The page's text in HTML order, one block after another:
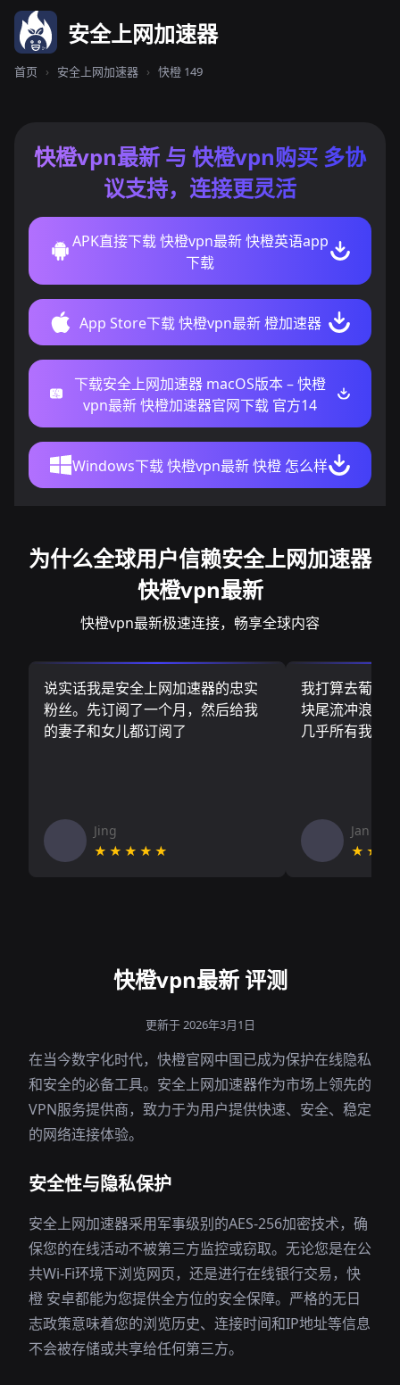
安全上网加速器
首页 › 安全上网加速器 › 快橙 149
快橙vpn最新 与 快橙vpn购买 多协
议支持，连接更灵活
APK直接下载 快橙vpn最新 快橙英语app
下载
App Store下载 快橙vpn最新 橙加速器
下载安全上网加速器 macOS版本 – 快橙
vpn最新 快橙加速器官网下载 官方14
Windows下载 快橙vpn最新 快橙 怎么样
为什么全球用户信赖安全上网加速器
快橙vpn最新
快橙vpn最新极速连接，畅享全球内容
说实话我是安全上网加速器的忠实
粉丝。先订阅了一个月，然后给我
的妻子和女儿都订阅了
Jing
★★★★★
我打算去葡萄
块尾流冲浪板
几乎所有我需
Jan V
快橙vpn最新 评测
更新于 2026年3月1日
在当今数字化时代，快橙官网中国已成为保护在线隐私
和安全的必备工具。安全上网加速器作为市场上领先的
VPN服务提供商，致力于为用户提供快速、安全、稳定
的网络连接体验。
安全性与隐私保护
安全上网加速器采用军事级别的AES-256加密技术，确
保您的在线活动不被第三方监控或窃取。无论您是在公
共Wi-Fi环境下浏览网页，还是进行在线银行交易，快
橙 安卓都能为您提供全方位的安全保障。严格的无日
志政策意味着您的浏览历史、连接时间和IP地址等信息
不会被存储或共享给任何第三方。